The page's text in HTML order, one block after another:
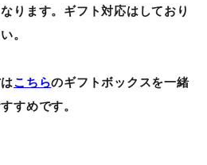
ります。ギフト対応はしており
。
こちらのギフトボックスを一緒
すめです。